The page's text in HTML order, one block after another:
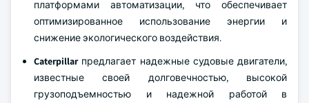
платформами автоматизации, что обеспечивает
оптимизированное использование энергии и
снижение экологического воздействия.
Caterpillarпредлагает надежные судовые двигатели,
известные своей долговечностью, высокой
грузоподъемностью и надежной работой в